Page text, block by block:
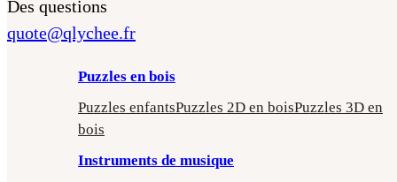
Des questions
quote@qlychee.fr
Puzzles en bois
Puzzles enfantsPuzzles 2D en boisPuzzles 3D en
bois
Instruments de musique